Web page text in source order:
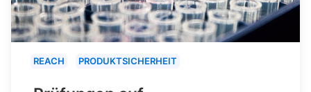
REACH PRODUKTSICHERHEIT